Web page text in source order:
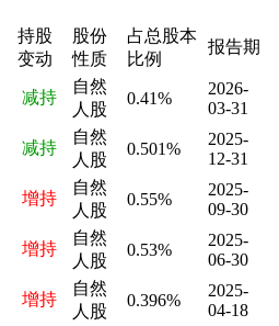
持股
变动
股份
性质
占总股本
比例
报告期
减持
自然
人股
0.41%
2026-
03-31
减持
自然
人股
0.501%
2025-
12-31
增持
自然
人股
0.55%
2025-
09-30
增持
自然
人股
0.53%
2025-
06-30
增持
自然
人股
0.396%
2025-
04-18